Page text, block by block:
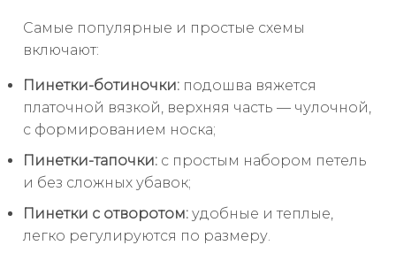
Самые популярные и простые схемы
включают:
Пинетки-ботиночки: подошва вяжется
платочной вязкой, верхняя часть — чулочной,
с формированием носка;
Пинетки-тапочки: с простым набором петель
и без сложных убавок;
Пинетки с отворотом: удобные и теплые,
легко регулируются по размеру.